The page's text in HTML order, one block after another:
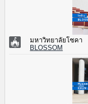
มหาวิทยาลัยโซคา
BLOSSOM